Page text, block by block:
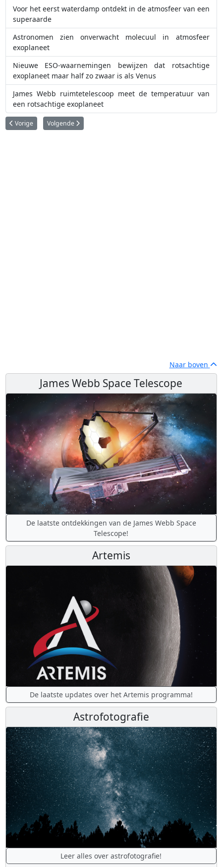
Voor het eerst waterdamp ontdekt in de atmosfeer van een
superaarde
Astronomen zien onverwacht molecuul in atmosfeer
exoplaneet
Nieuwe ESO-waarnemingen bewijzen dat rotsachtige
exoplaneet maar half zo zwaar is als Venus
James Webb ruimtetelescoop meet de temperatuur van
een rotsachtige exoplaneet
Vorig artikel: 'Herboren' Kepler ruimtetelescoop ontdekt honderd nieuwe
Vorige Volgende artikel: Nabije exoplaneet is iets groter dan de
Volgende
Naar boven
James Webb Space Telescope
De laatste ontdekkingen van de James Webb Space
Telescope!
Artemis
De laatste updates over het Artemis programma!
Astrofotografie
Leer alles over astrofotografie!